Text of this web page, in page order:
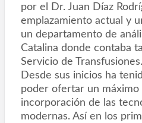
por el Dr. Juan Díaz
emplazamiento actual y
un departamento de
Catalina donde contaba
Servicio de Transfusiones.
Desde sus inicios ha
poder ofertar un máximo
incorporación de las
modernas. Así en los